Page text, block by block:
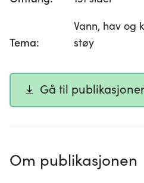
Tema:
Vann, hav og
støy
Gå til
Om publikasjonen